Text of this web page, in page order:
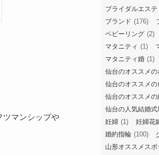
ツマンシップや
ブライダルエステ
ブランド (176)
ベビーリング (2)
マタニティ (1)
マタニティ婚 (1)
仙台のオススメ
仙台のオススメの
仙台のオススメ
仙台の人気結婚式
妊婦 (1) 妊婦花
婚約指輪 (100)
山形オススメスポ